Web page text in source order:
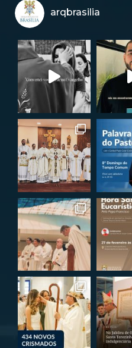
arqbrasilia